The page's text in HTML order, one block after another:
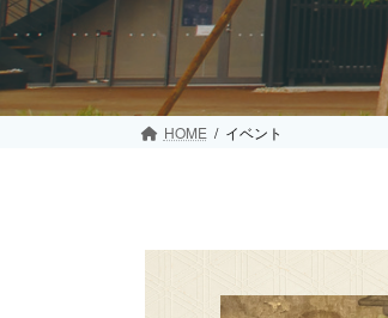
HOME イベント